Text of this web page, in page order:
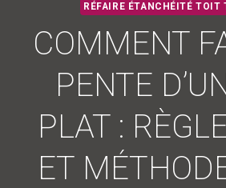
contenu
RÉFAIRE ÉTANCHÉITÉ TOIT
COMMENT
PENTE
PLAT :
ET